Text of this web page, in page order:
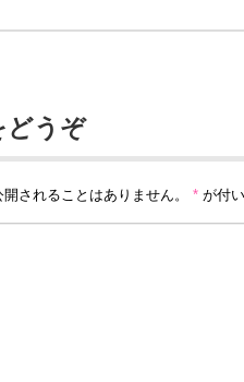
どうぞ
されることはありません。 * が付